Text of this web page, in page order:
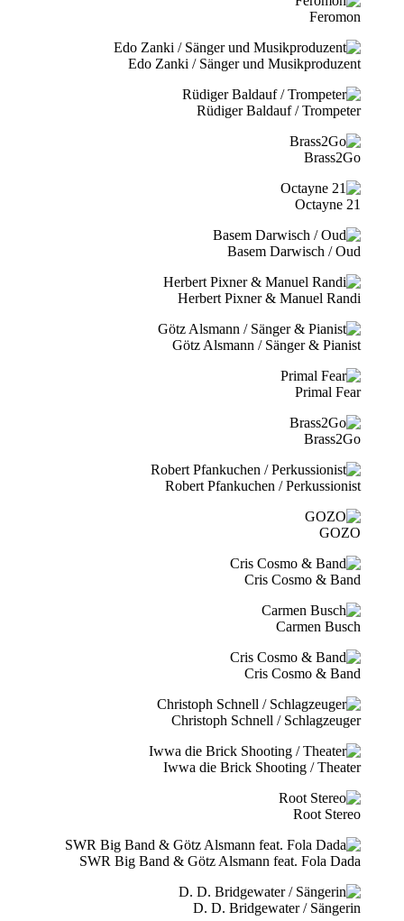
Feromon
Edo Zanki / Sänger und Musikproduzent
Rüdiger Baldauf / Trompeter
Brass2Go
21 Octayne
Basem Darwisch / Oud
Herbert Pixner & Manuel Randi
Götz Alsmann / Sänger & Pianist
Primal Fear
Brass2Go
Robert Pfankuchen / Perkussionist
GOZO
Cris Cosmo & Band
Carmen Busch
Cris Cosmo & Band
Christoph Schnell / Schlagzeuger
Iwwa die Brick Shooting / Theater
Root Stereo
SWR Big Band & Götz Alsmann feat. Fola Dada
D. D. Bridgewater / Sängerin